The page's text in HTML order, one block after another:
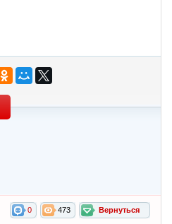
Вернуться
473
0